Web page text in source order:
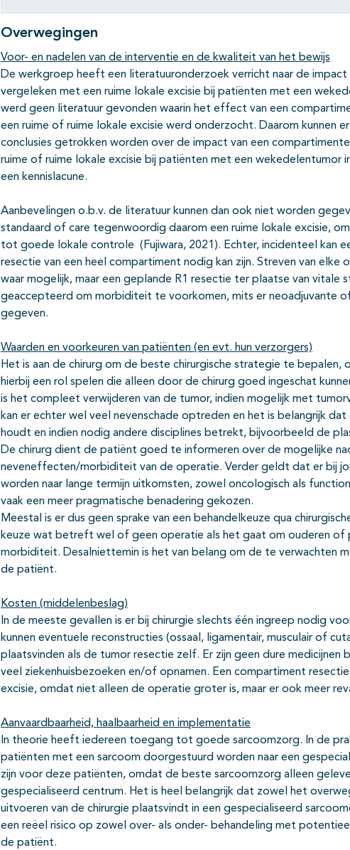
Overwegingen
Voor- en nadelen van de interventie en de kwaliteit van het bewijs
De werkgroep heeft een literatuuronderzoek verricht naar de
vergeleken met een ruime lokale excisie bij patiënten met een
werd geen literatuur gevonden waarin het effect van een
een ruime of ruime lokale excisie werd onderzocht. Daarom kunnen
conclusies getrokken worden over de impact van een
ruime of ruime lokale excisie bij patiënten met een wekedelentumor
een kennislacune.
Aanbevelingen o.b.v. de literatuur kunnen dan ook niet worden
standaard of care tegenwoordig daarom een ruime lokale excisie,
tot goede lokale controle (Fujiwara, 2021). Echter, incidenteel kan
resectie van een heel compartiment nodig kan zijn. Streven van elke
waar mogelijk, maar een geplande R1 resectie ter plaatse van vitale
geaccepteerd om morbiditeit te voorkomen, mits er neoadjuvante
gegeven.
Waarden en voorkeuren van patiënten (en evt. hun verzorgers)
Het is aan de chirurg om de beste chirurgische strategie te bepalen,
hierbij een rol spelen die alleen door de chirurg goed ingeschat
is het compleet verwijderen van de tumor, indien mogelijk met
kan er echter wel veel nevenschade optreden en het is belangrijk dat
houdt en indien nodig andere disciplines betrekt, bijvoorbeeld de
De chirurg dient de patiënt goed te informeren over de mogelijke
neveneffecten/morbiditeit van de operatie. Verder geldt dat er bij
worden naar lange termijn uitkomsten, zowel oncologisch als
vaak een meer pragmatische benadering gekozen.
Meestal is er dus geen sprake van een behandelkeuze qua
keuze wat betreft wel of geen operatie als het gaat om ouderen of
morbiditeit. Desalniettemin is het van belang om de te verwachten
de patiënt.
Kosten (middelenbeslag)
In de meeste gevallen is er bij chirurgie slechts één ingreep nodig
kunnen eventuele reconstructies (ossaal, ligamentair, musculair of
plaatsvinden als de tumor resectie zelf. Er zijn geen dure medicijnen
veel ziekenhuisbezoeken en/of opnamen. Een compartiment
excisie, omdat niet alleen de operatie groter is, maar er ook meer
Aanvaardbaarheid, haalbaarheid en implementatie
In theorie heeft iedereen toegang tot goede sarcoomzorg. In de
patiënten met een sarcoom doorgestuurd worden naar een
zijn voor deze patiënten, omdat de beste sarcoomzorg alleen
gespecialiseerd centrum. Het is heel belangrijk dat zowel het
uitvoeren van de chirurgie plaatsvindt in een gespecialiseerd
een reëel risico op zowel over- als onder- behandeling met
de patiënt.